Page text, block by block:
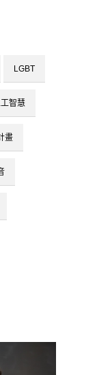
LGBT
智慧
畫